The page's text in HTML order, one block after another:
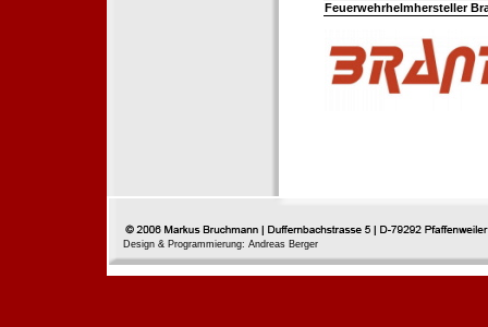
Feuerwehrhelmhersteller
Design & Programmierung: Andreas Berger